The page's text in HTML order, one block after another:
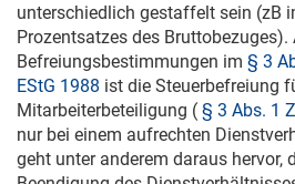
unterschiedlich gestaffelt sein (zB
Prozentsatzes des Bruttobezuges).
Befreiungsbestimmungen im § 3
EStG 1988 ist die Steuerbefreiung
Mitarbeiterbeteiligung ( § 3 Abs. 1
nur bei einem aufrechten
geht unter anderem daraus hervor,